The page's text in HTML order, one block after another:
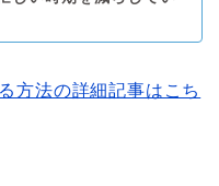
方法の詳細記事はこち